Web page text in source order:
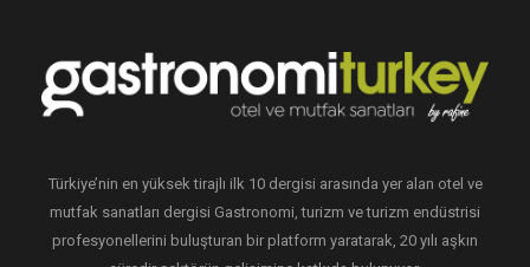
Türkiye’nin en yüksek tirajlı ilk 10 dergisi arasında yer alan otel ve
mutfak sanatları dergisi Gastronomi, turizm ve turizm endüstrisi
profesyonellerini buluşturan bir platform yaratarak, 20 yılı aşkın